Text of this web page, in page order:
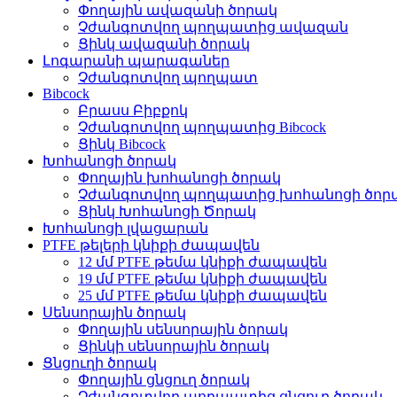
Փողային ավազանի ծորակ
Չժանգոտվող պողպատից ավազան
Ցինկ ավազանի ծորակ
Լոգարանի պարագաներ
Չժանգոտվող պողպատ
Bibcock
Բրասս Բիբքոկ
Չժանգոտվող պողպատից Bibcock
Ցինկ Bibcock
Խոհանոցի ծորակ
Փողային խոհանոցի ծորակ
Չժանգոտվող պողպատից խոհանոցի
Ցինկ Խոհանոցի Ծորակ
Խոհանոցի լվացարան
PTFE թելերի կնիքի ժապավեն
12 մմ PTFE թեմա կնիքի ժապավեն
19 մմ PTFE թեմա կնիքի ժապավեն
25 մմ PTFE թեմա կնիքի ժապավեն
Սենսորային ծորակ
Փողային սենսորային ծորակ
Ցինկի սենսորային ծորակ
Ցնցուղի ծորակ
Փողային ցնցուղ ծորակ